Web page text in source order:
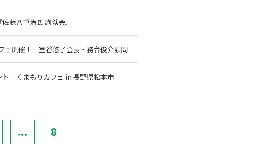
藤八重治氏 講演会』
ェ開催！ 室谷悠子会長・務台俊介顧問
「くまもりカフェ in 長野県松本市」
... 8